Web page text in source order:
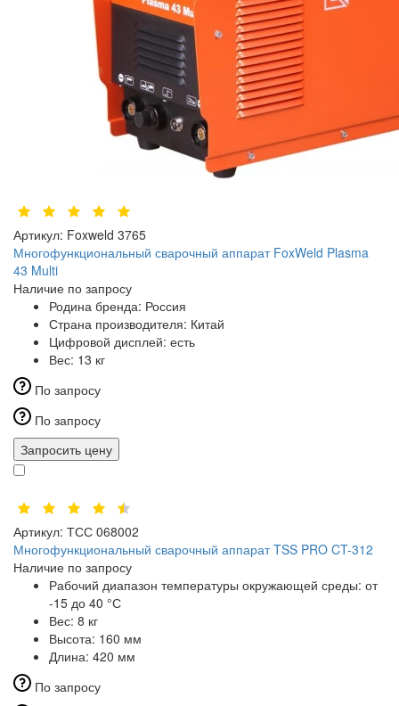
Артикул: Foxweld 3765
Многофункциональный сварочный аппарат FoxWeld Plasma
43 Multi
Наличие по запросу
Родина бренда: Россия
Страна производителя: Китай
Цифровой дисплей: есть
Вес: 13 кг
По запросу
По запросу
Запросить цену
Артикул: ТСС 068002
Многофункциональный сварочный аппарат TSS PRO CT-312
Наличие по запросу
Рабочий диапазон температуры окружающей среды: от
-15 до 40 °С
Вес: 8 кг
Высота: 160 мм
Длина: 420 мм
По запросу